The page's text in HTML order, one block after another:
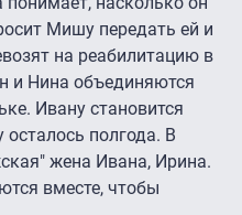
Мишу передать ей и
на реабилитацию в
и Нина объединяются
Ивану становится
осталось полгода. В
жена Ивана, Ирина.
вместе, чтобы